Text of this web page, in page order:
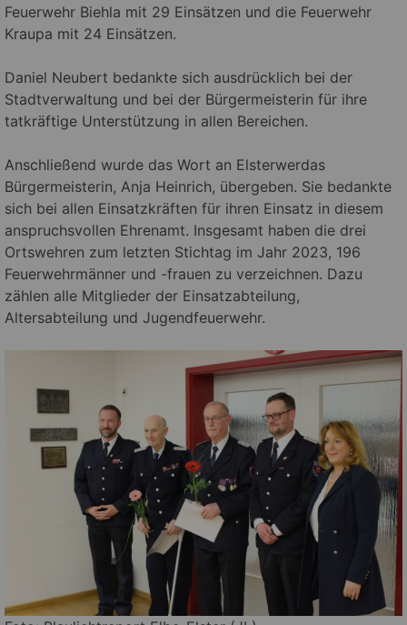
Feuerwehr Biehla mit 29 Einsätzen und die Feuerwehr
Kraupa mit 24 Einsätzen.
Daniel Neubert bedankte sich ausdrücklich bei der
Stadtverwaltung und bei der Bürgermeisterin für ihre
tatkräftige Unterstützung in allen Bereichen.
Anschließend wurde das Wort an Elsterwerdas
Bürgermeisterin, Anja Heinrich, übergeben. Sie bedankte
sich bei allen Einsatzkräften für ihren Einsatz in diesem
anspruchsvollen Ehrenamt. Insgesamt haben die drei
Ortswehren zum letzten Stichtag im Jahr 2023, 196
Feuerwehrmänner und -frauen zu verzeichnen. Dazu
zählen alle Mitglieder der Einsatzabteilung,
Altersabteilung und Jugendfeuerwehr.